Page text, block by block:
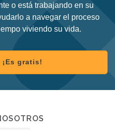
o está trabajando en su
a navegar el proceso
viviendo su vida.
¡Es gratis!